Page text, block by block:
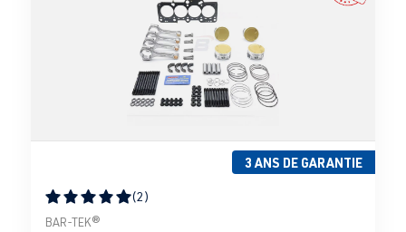
3 ANS DE GARANTIE
Note moyenne de 5 sur 5 étoiles
(2)
BAR-TEK®